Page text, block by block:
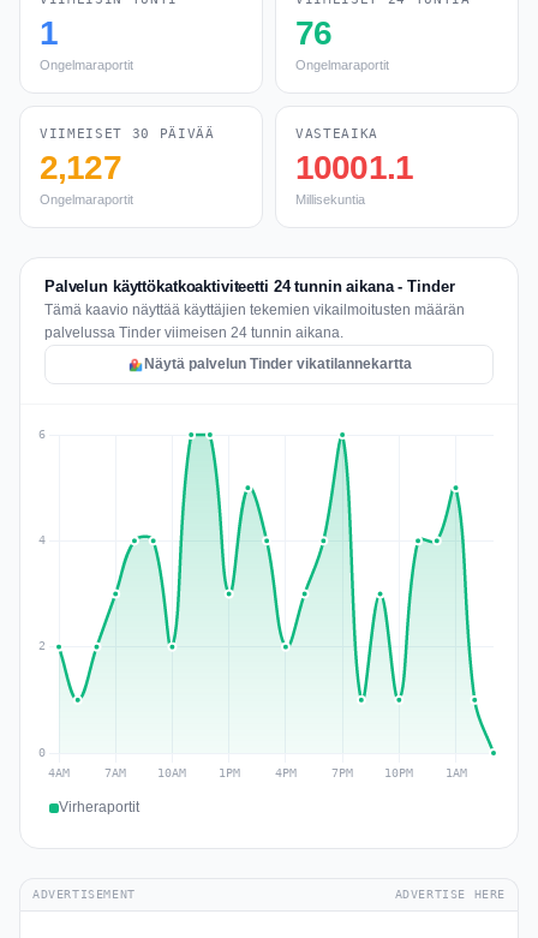
1
Ongelmaraportit
76
Ongelmaraportit
VIIMEISET 30 PÄIVÄÄ
2,127
Ongelmaraportit
VASTEAIKA
10001.1
Millisekuntia
Palvelun käyttökatkoaktiviteetti 24 tunnin aikana - Tinder
Tämä kaavio näyttää käyttäjien tekemien vikailmoitusten määrän
palvelussa Tinder viimeisen 24 tunnin aikana.
Näytä palvelun Tinder vikatilannekartta
Virheraportit
ADVERTISEMENT ADVERTISE HERE